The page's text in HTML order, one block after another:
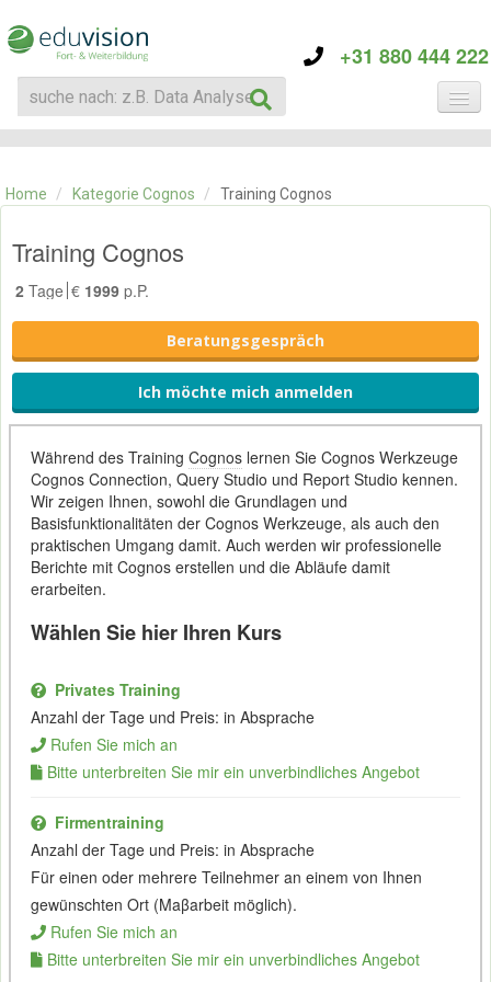
+31 880 444 222
KATEGORIE
ÜBER EDUVISION
Home / Kategorie Cognos / Training Cognos
Training Cognos
2 Tage € 1999 p.P.
Beratungsgespräch
Ich möchte mich anmelden
Während des Training Cognoslernen Sie Cognos Werkzeuge
Cognos Connection, Query Studio und Report Studio kennen.
Wir zeigen Ihnen, sowohl die Grundlagen und
Basisfunktionalitäten der Cognos Werkzeuge, als auch den
praktischen Umgang damit. Auch werden wir professionelle
Berichte mit Cognos erstellen und die Abläufe damit
erarbeiten.
Wählen Sie hier Ihren Kurs
Privates Training
Anzahl der Tage und Preis: in Absprache
Rufen Sie mich an
Bitte unterbreiten Sie mir ein unverbindliches Angebot
Firmentraining
Anzahl der Tage und Preis: in Absprache
Für einen oder mehrere Teilnehmer an einem von Ihnen
gewünschten Ort (Maβarbeit möglich).
Rufen Sie mich an
Bitte unterbreiten Sie mir ein unverbindliches Angebot